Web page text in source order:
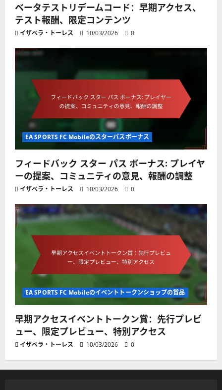
ベータテストリデームコード：早期アクセス、
テスト報酬、限定コンテンツ
イザベラ・トーレス 10/03/2026 0
EA SPORTS FC Mobileのスターパスボーナス
フィードバック スター パス ボーナス: プレイヤ
ーの提案、コミュニティの意見、報酬の調整
イザベラ・トーレス 10/03/2026 0
EA SPORTS FC Mobileのイベントトークンショップの賞品
早期アクセスイベントトークン賞：先行プレビ
ュー、限定プレビュー、特別アクセス
イザベラ・トーレス 10/03/2026 0